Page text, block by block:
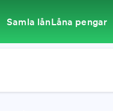
Samla lånLåna pengar